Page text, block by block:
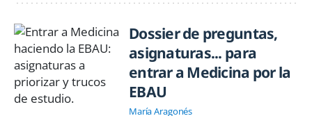
Dossier de preguntas,
asignaturas... para
entrar a Medicina por la
EBAU
María Aragonés